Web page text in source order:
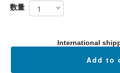
数量
International
Add to